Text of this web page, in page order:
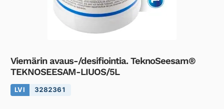
Viemärin avaus-/desifiointia. TeknoSeesam®
TEKNOSEESAM-LIUOS/5L
LVI 3282361